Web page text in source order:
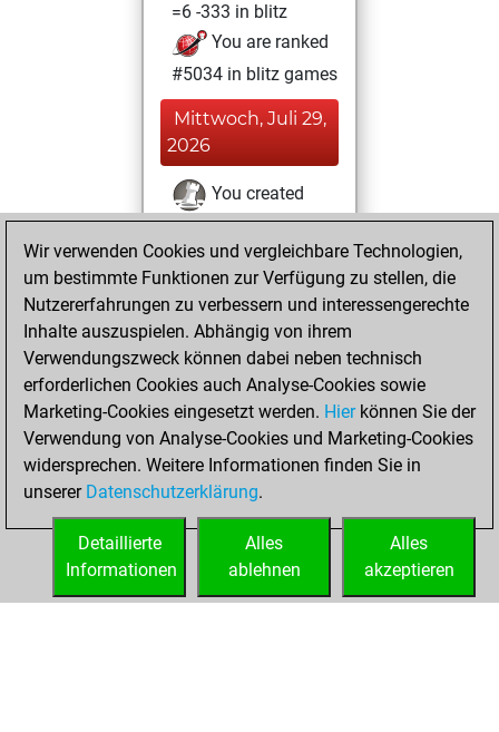
=6 -333 in blitz
You are ranked
#5034 in blitz games
Mittwoch, Juli 29,
2026
You created
your Fritz account
Fritz
Sonntag,
Juni 28, 2026
You had a best
sprint of 6 positions
Tactics
Samstag,
Juni 6, 2026
You created
your Play account
Wir verwenden Cookies und vergleichbare Technologien,
um bestimmte Funktionen zur Verfügung zu stellen, die
Nutzererfahrungen zu verbessern und interessengerechte
Inhalte auszuspielen. Abhängig von ihrem
Verwendungszweck können dabei neben technisch
erforderlichen Cookies auch Analyse-Cookies sowie
Marketing-Cookies eingesetzt werden. Hierkönnen Sie der
Verwendung von Analyse-Cookies und Marketing-Cookies
widersprechen. Weitere Informationen finden Sie in
unserer Datenschutzerklärung.
Alles
akzeptieren
Alles
ablehnen
Detaillierte
Informationen